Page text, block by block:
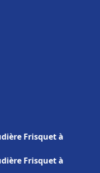
Frisquet à
Frisquet à